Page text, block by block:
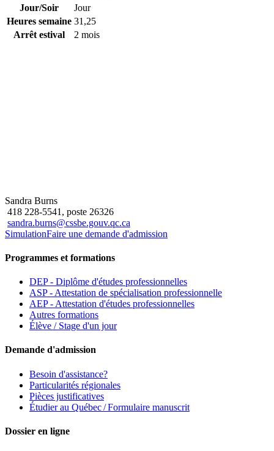
Jour/Soir
Jour
Heures semaine 31,25
Arrêt estival
2 mois
Sandra Burns
418 228-5541, poste 26326
sandra.burns@cssbe.gouv.qc.ca
SimulationFaire une demande d'admission
Programmes et formations
DEP - Diplôme d'études professionnelles
ASP - Attestation de spécialisation professionnelle
AEP - Attestation d'études professionnelles
Autres formations
Élève / Stage d'un jour
Demande d'admission
Besoin d'assistance?
Particularités régionales
Pièces justificatives
Étudier au Québec / Formulaire manuscrit
Dossier en ligne